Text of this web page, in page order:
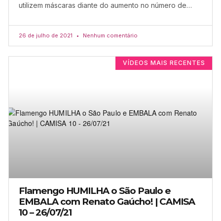
utilizem máscaras diante do aumento no número de…
26 de julho de 2021 Nenhum comentário
VÍDEOS MAIS RECENTES
Flamengo HUMILHA o São Paulo e
EMBALA com Renato Gaúcho! | CAMISA
10 – 26/07/21